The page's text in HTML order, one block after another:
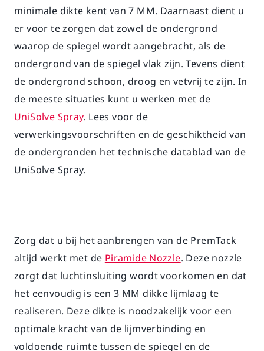
minimale dikte kent van 7 MM. Daarnaast dient u
er voor te zorgen dat zowel de ondergrond
waarop de spiegel wordt aangebracht, als de
ondergrond van de spiegel vlak zijn. Tevens dient
de ondergrond schoon, droog en vetvrij te zijn. In
de meeste situaties kunt u werken met de
UniSolve Spray. Lees voor de
verwerkingsvoorschriften en de geschiktheid van
de ondergronden het technische datablad van de
UniSolve Spray.
Zorg dat u bij het aanbrengen van de PremTack
altijd werkt met de Piramide Nozzle. Deze nozzle
zorgt dat luchtinsluiting wordt voorkomen en dat
het eenvoudig is een 3 MM dikke lijmlaag te
realiseren. Deze dikte is noodzakelijk voor een
optimale kracht van de lijmverbinding en
voldoende ruimte tussen de spiegel en de